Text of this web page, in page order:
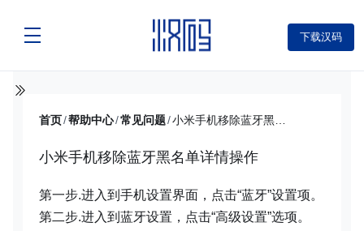
下载汉码
首页/帮助中心/常见问题/
小米手机移除蓝牙黑名单详情操作
第一步.进入到手机设置界面，点击“蓝牙”设置项。
第二步.进入到蓝牙设置，点击“高级设置”选项。